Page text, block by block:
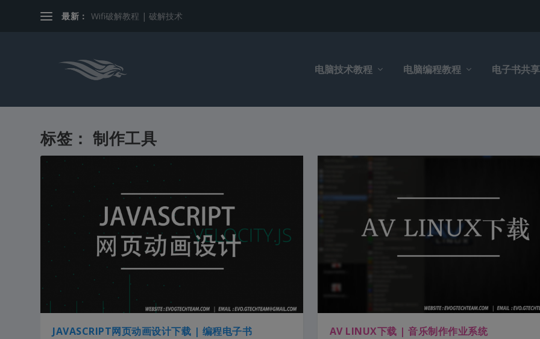
最新： Wifi破解教程 | 破解技术
电脑技术教程 电脑编程教程 电子书共享
标签：制作工具
JAVASCRIPT网页动画设计下载 | 编程电子书 AV LINUX下载 | 音乐制作作业系统